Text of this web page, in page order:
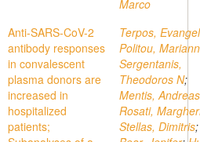
Marco
Anti-SARS-CoV-2
antibody responses
in convalescent
plasma donors are
increased in
hospitalized
patients;
Terpos,
Politou,
Sergentanis,
Theodoros N;
Mentis, Andreas
Rosati,
Stellas, Dimitris;